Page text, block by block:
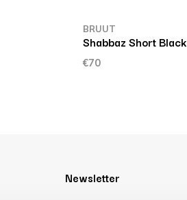
BRUUT
Shabbaz Short Black
€70
Newsletter